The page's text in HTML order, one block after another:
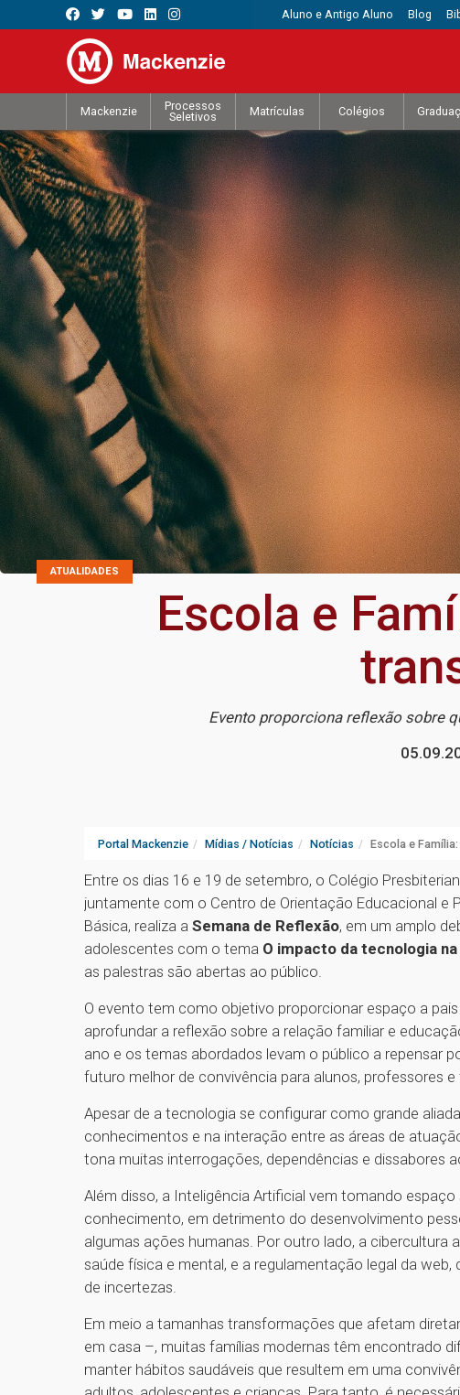
Aluno e Antigo Aluno Blog
Mackenzie
Processos
Seletivos
Matrículas Colégios
ATUALIDADES
Escola e
Evento proporciona reflexão sobre
Portal Mackenzie Mídias / Notícias Notícias Escola e
Entre os dias 16 e 19 de setembro, o Colégio
juntamente com o Centro de Orientação Educacional e
Básica, realiza a Semana de Reflexão, em um amplo
adolescentes com o tema O impacto da tecnologia
as palestras são abertas ao público.
O evento tem como objetivo proporcionar espaço a
aprofundar a reflexão sobre a relação familiar e
ano e os temas abordados levam o público a repensar
futuro melhor de convivência para alunos, professores e
Apesar de a tecnologia se configurar como grande
conhecimentos e na interação entre as áreas de
tona muitas interrogações, dependências e dissabores
Além disso, a Inteligência Artificial vem tomando
conhecimento, em detrimento do desenvolvimento
algumas ações humanas. Por outro lado, a cibercultura
saúde física e mental, e a regulamentação legal da
de incertezas.
Em meio a tamanhas transformações que afetam
em casa –, muitas famílias modernas têm encontrado
manter hábitos saudáveis que resultem em uma